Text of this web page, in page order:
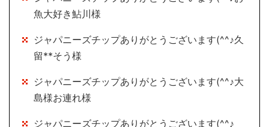
魚大好き鮎川様
ジャパニーズチップありがとうございます(^^♪久
留**そう様
ジャパニーズチップありがとうございます(^^♪大
島様お連れ様
ジャパニーズチップありがとうございます(^^♪